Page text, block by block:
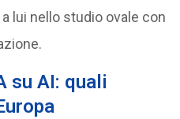
lui nello studio ovale con
su AI: quali